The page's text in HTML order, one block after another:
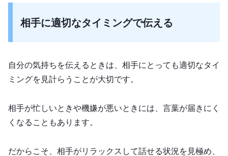
相手に適切なタイミングで伝える
自分の気持ちを伝えるときは、相手にとっても適切なタイ
ミングを見計らうことが大切です。
相手が忙しいときや機嫌が悪いときには、言葉が届きにく
くなることもあります。
だからこそ、相手がリラックスして話せる状況を見極め、